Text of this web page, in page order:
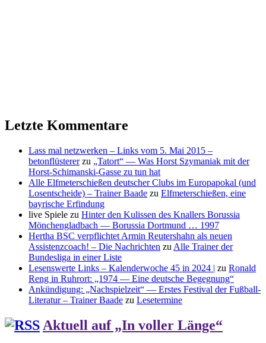
Letzte Kommentare
Lass mal netzwerken – Links vom 5. Mai 2015 –
betonflüstererzu „Tatort“ — Was Horst Szymaniak mit der
Horst-Schimanski-Gasse zu tun hat
Alle Elfmeterschießen deutscher Clubs im Europapokal (und
Losentscheide) – Trainer Baade zu Elfmeterschießen, eine
bayrische Erfindung
live Spiele zu Hinter den Kulissen des Knallers Borussia
Mönchengladbach — Borussia Dortmund … 1997
Hertha BSC verpflichtet Armin Reutershahn als neuen
Assistenzcoach! – Die Nachrichten zu Alle Trainer der
Bundesliga in einer Liste
Lesenswerte Links – Kalenderwoche 45 in 2024 | zu Ronald
Reng in Ruhrort: „1974 — Eine deutsche Begegnung“
Ankündigung: „Nachspielzeit“ — Erstes Festival der Fußball-
Literatur – Trainer Baade zu Lesetermine
Aktuell auf „In voller Länge“